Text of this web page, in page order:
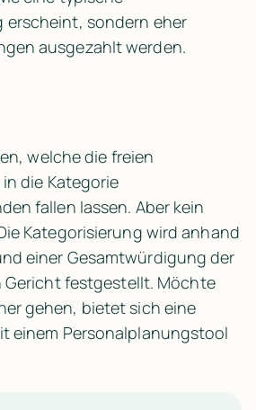
sondern eher
ausgezahlt werden.
welche die freien
die Kategorie
fallen lassen. Aber kein
Kategorisierung wird anhand
einer Gesamtwürdigung der
Gericht festgestellt. Möchte
gehen, bietet sich eine
einem Personalplanungstool